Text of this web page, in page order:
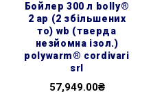
бойлер 300 л bolly®
2 ap (2 збільшених
то) wb (тверда
незйомна ізол.)
polywarm® cordivari
srl
57,949.00₴